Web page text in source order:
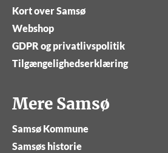
Kort over Samsø
Webshop
GDPR og privatlivspolitik
Tilgængelighedserklæring
Mere Samsø
Samsø Kommune
Samsøs historie